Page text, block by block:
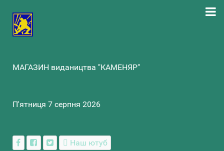
МАГАЗИН видаництва "КАМЕНЯР"
П'ятниця 7 серпня 2026
Наш ютуб